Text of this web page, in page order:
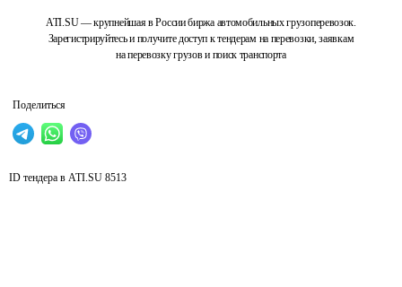
ATI.SU — крупнейшая в России биржа автомобильных грузоперевозок.
Зарегистрируйтесь и получите доступ к тендерам на перевозки, заявкам
на перевозку грузов и поиск транспорта
Поделиться
ID тендера в ATI.SU 8513